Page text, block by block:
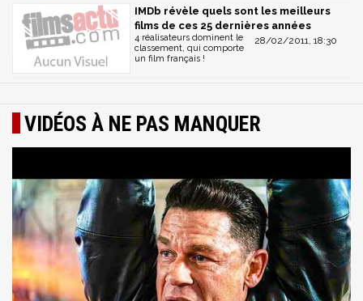
IMDb révèle quels sont les meilleurs
films de ces 25 dernières années
28/02/2011, 18:30
4 réalisateurs dominent le
classement, qui comporte
un film français !
VIDÉOS À NE PAS MANQUER